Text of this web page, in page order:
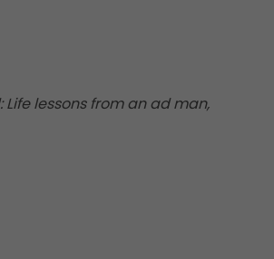
Life lessons from an ad man,